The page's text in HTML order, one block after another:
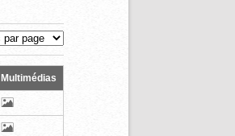
Multimédias